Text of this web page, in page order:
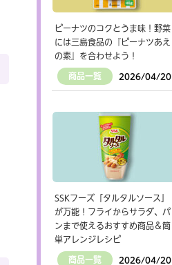
ピーナツのコクとうま味！野菜
には三島食品の『ピーナツあえ
の素』を合わせよう！
商品一覧 2026/04/20
SSKフーズ「タルタルソース」
が万能！フライからサラダ、パ
ンまで使えるおすすめ商品＆簡
単アレンジレシピ
商品一覧 2026/04/20